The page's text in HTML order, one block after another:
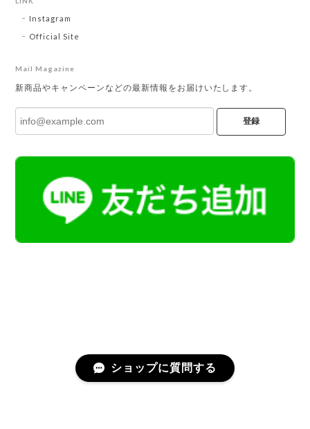
Instagram
Official Site
Mail Magazine
新商品やキャンペーンなどの最新情報をお届けいたします。
登録
ショップに質問する